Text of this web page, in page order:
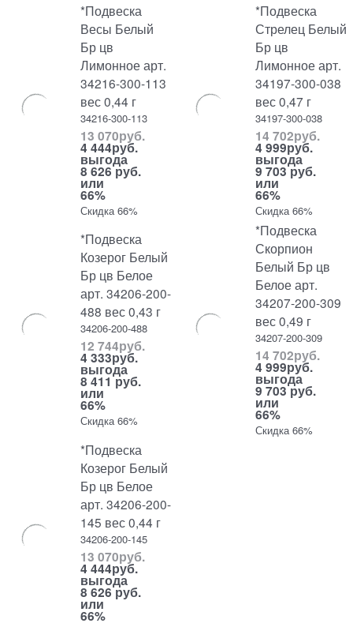
*Подвеска
Весы Белый
Бр цв
Лимонное арт.
34216-300-113
вес 0,44 г
34216-300-113
13 070руб.
4 444руб.
выгода
8 626 руб.
или
66%
Скидка 66%
*Подвеска
Стрелец Белый
Бр цв
Лимонное арт.
34197-300-038
вес 0,47 г
34197-300-038
14 702руб.
4 999руб.
выгода
9 703 руб.
или
66%
Скидка 66%
*Подвеска
Козерог Белый
Бр цв Белое
арт. 34206-200-
488 вес 0,43 г
34206-200-488
12 744руб.
4 333руб.
выгода
8 411 руб.
или
66%
Скидка 66%
*Подвеска
Скорпион
Белый Бр цв
Белое арт.
34207-200-309
вес 0,49 г
34207-200-309
14 702руб.
4 999руб.
выгода
9 703 руб.
или
66%
Скидка 66%
*Подвеска
Козерог Белый
Бр цв Белое
арт. 34206-200-
145 вес 0,44 г
34206-200-145
13 070руб.
4 444руб.
выгода
8 626 руб.
или
66%